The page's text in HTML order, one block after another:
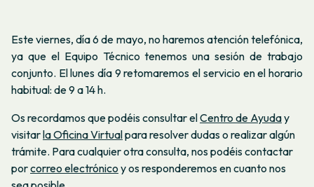
Este viernes, día 6 de mayo, no haremos atención telefónica,
ya que el Equipo Técnico tenemos una sesión de trabajo
conjunto. El lunes día 9 retomaremos el servicio en el horario
habitual: de 9 a 14 h.
Os recordamos que podéis consultar elCentro de Ayuday
visitarla Oficina Virtualpara resolver dudas o realizar algún
trámite. Para cualquier otra consulta, nos podéis contactar
porcorreo electrónico y os responderemos en cuanto nos